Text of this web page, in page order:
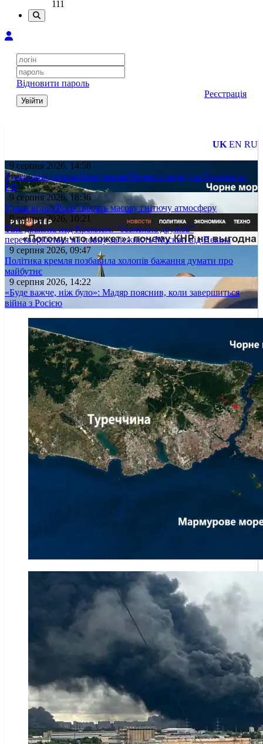
111
Відновити пароль
Увійти
Реєстрація
UK EN RU
9 серпня 2026, 14:58
Туреччина почала блокування Чорного моря для України та
РФ
9 серпня 2026, 18:36
Удари вглиб Росії творять масову гнітючу атмосферу
9 серпня 2026, 10:21
Тінь дракона над Кремлем: “безмежна дружба”
перетворюється на повну залежність Москви від Пекіна
9 серпня 2026, 09:47
Політика кремля позбавила холопів бажання думати про
майбутнє
9 серпня 2026, 14:22
«Буде важче, ніж було»: Мадяр пояснив, коли завершиться
війна з Росією